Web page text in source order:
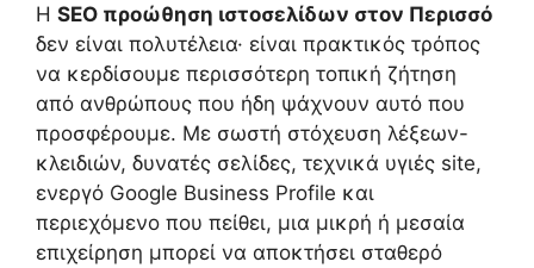
Η SEO προώθηση ιστοσελίδων στον Περισσό
δεν είναι πολυτέλεια· είναι πρακτικός τρόπος
να κερδίσουμε περισσότερη τοπική ζήτηση
από ανθρώπους που ήδη ψάχνουν αυτό που
προσφέρουμε. Με σωστή στόχευση λέξεων-
κλειδιών, δυνατές σελίδες, τεχνικά υγιές site,
ενεργό Google Business Profile και
περιεχόμενο που πείθει, μια μικρή ή μεσαία
επιχείρηση μπορεί να αποκτήσει σταθερό